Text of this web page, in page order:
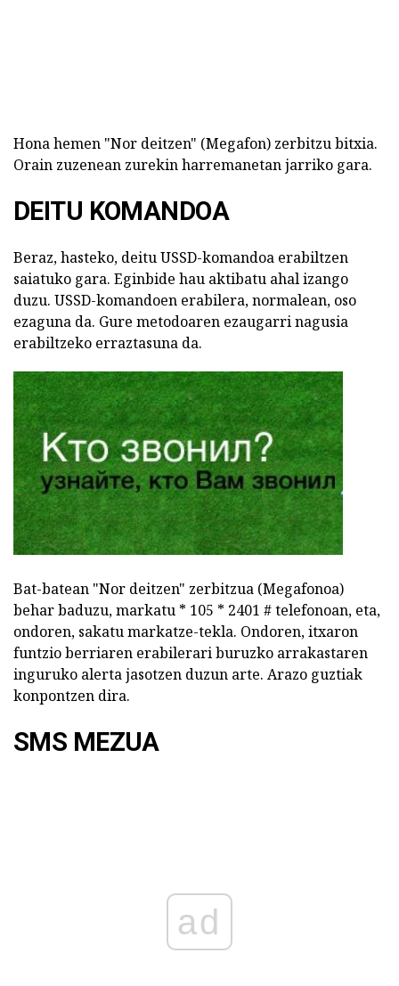
Hona hemen "Nor deitzen" (Megafon) zerbitzu bitxia.
Orain zuzenean zurekin harremanetan jarriko gara.
DEITU KOMANDOA
Beraz, hasteko, deitu USSD-komandoa erabiltzen
saiatuko gara. Eginbide hau aktibatu ahal izango
duzu. USSD-komandoen erabilera, normalean, oso
ezaguna da. Gure metodoaren ezaugarri nagusia
erabiltzeko erraztasuna da.
Bat-batean "Nor deitzen" zerbitzua (Megafonoa)
behar baduzu, markatu * 105 * 2401 # telefonoan, eta,
ondoren, sakatu markatze-tekla. Ondoren, itxaron
funtzio berriaren erabilerari buruzko arrakastaren
inguruko alerta jasotzen duzun arte. Arazo guztiak
konpontzen dira.
SMS MEZUA
ad